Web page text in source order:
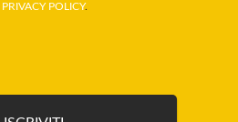
PRIVACY POLICY.